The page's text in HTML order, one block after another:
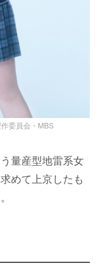
委員会・MBS
量産型地雷系女
めて上京したも